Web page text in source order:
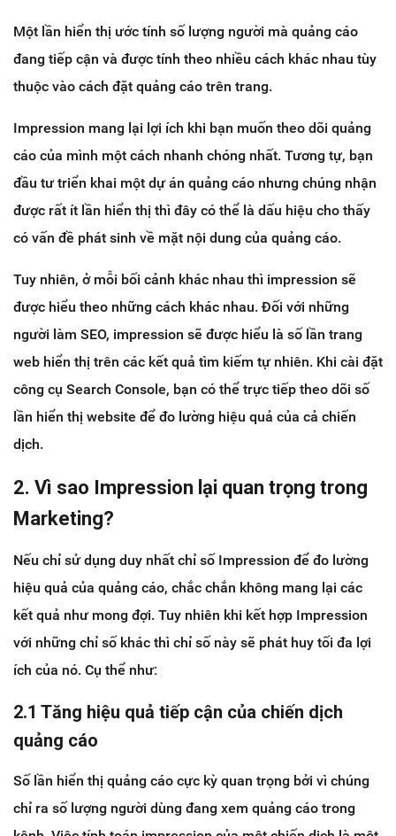
Một lần hiển thị ước tính số lượng người mà quảng cáo
đang tiếp cận và được tính theo nhiều cách khác nhau tùy
thuộc vào cách đặt quảng cáo trên trang.
Impression mang lại lợi ích khi bạn muốn theo dõi quảng
cáo của mình một cách nhanh chóng nhất. Tương tự, bạn
đầu tư triển khai một dự án quảng cáo nhưng chúng nhận
được rất ít lần hiển thị thì đây có thể là dấu hiệu cho thấy
có vấn đề phát sinh về mặt nội dung của quảng cáo.
Tuy nhiên, ở mỗi bối cảnh khác nhau thì impression sẽ
được hiểu theo những cách khác nhau. Đối với những
người làm SEO, impression sẽ được hiểu là số lần trang
web hiển thị trên các kết quả tìm kiếm tự nhiên. Khi cài đặt
công cụ Search Console, bạn có thể trực tiếp theo dõi số
lần hiển thị website để đo lường hiệu quả của cả chiến
dịch.
2. Vì sao Impression lại quan trọng trong
Marketing?
Nếu chỉ sử dụng duy nhất chỉ số Impression để đo lường
hiệu quả của quảng cáo, chắc chắn không mang lại các
kết quả như mong đợi. Tuy nhiên khi kết hợp Impression
với những chỉ số khác thì chỉ số này sẽ phát huy tối đa lợi
ích của nó. Cụ thể như:
2.1 Tăng hiệu quả tiếp cận của chiến dịch
quảng cáo
Số lần hiển thị quảng cáo cực kỳ quan trọng bởi vì chúng
chỉ ra số lượng người dùng đang xem quảng cáo trong